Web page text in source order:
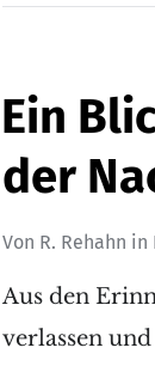
Ein
der
Von R. Rehahn in
Aus den
verlassen